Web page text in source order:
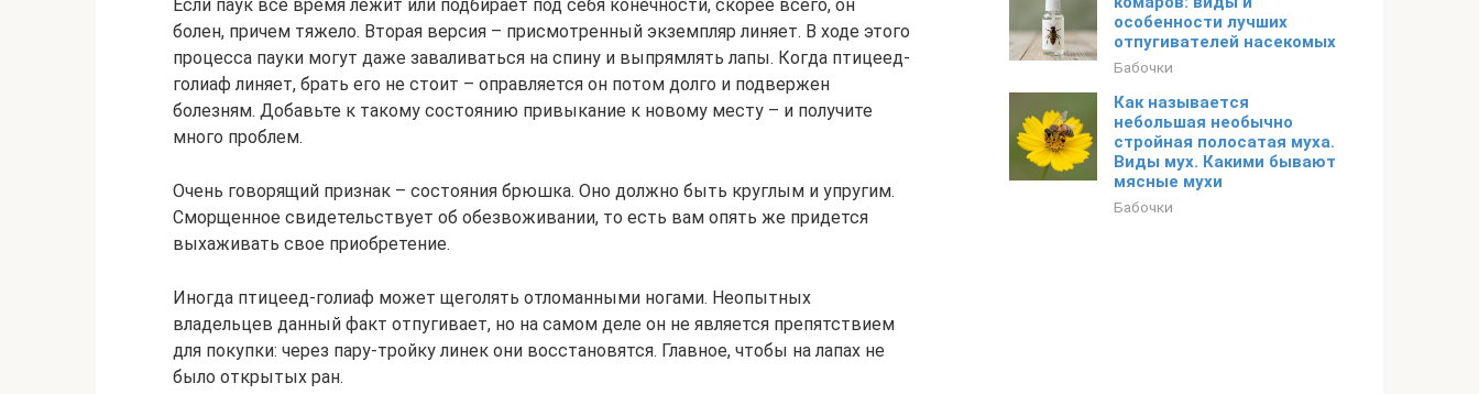
Если паук все время лежит или подбирает под себя конечности, скорее всего, он
болен, причем тяжело. Вторая версия – присмотренный экземпляр линяет. В ходе этого
процесса пауки могут даже заваливаться на спину и выпрямлять лапы. Когда птицеед-
голиаф линяет, брать его не стоит – оправляется он потом долго и подвержен
болезням. Добавьте к такому состоянию привыкание к новому месту – и получите
много проблем.
Очень говорящий признак – состояния брюшка. Оно должно быть круглым и упругим.
Сморщенное свидетельствует об обезвоживании, то есть вам опять же придется
выхаживать свое приобретение.
Иногда птицеед-голиаф может щеголять отломанными ногами. Неопытных
владельцев данный факт отпугивает, но на самом деле он не является препятствием
для покупки: через пару-тройку линек они восстановятся. Главное, чтобы на лапах не
было открытых ран.
особенности лучших
отпугивателей насекомых
Бабочки
Как называется
небольшая необычно
стройная полосатая муха.
Виды мух. Какими бывают
мясные мухи
Бабочки